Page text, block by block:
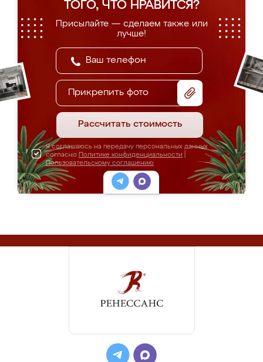
ТОГО, ЧТО НРАВИТСЯ?
Присылайте — сделаем также или
лучше!
Прикрепить фото
Рассчитать стоимость
Я соглашаюсь на передачу персональных данных
согласно Политике конфиденциальности
Пользовательскому соглашению